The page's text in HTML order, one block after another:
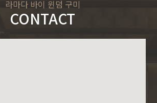
라마다 바이 윈덤 구미
CONTACT